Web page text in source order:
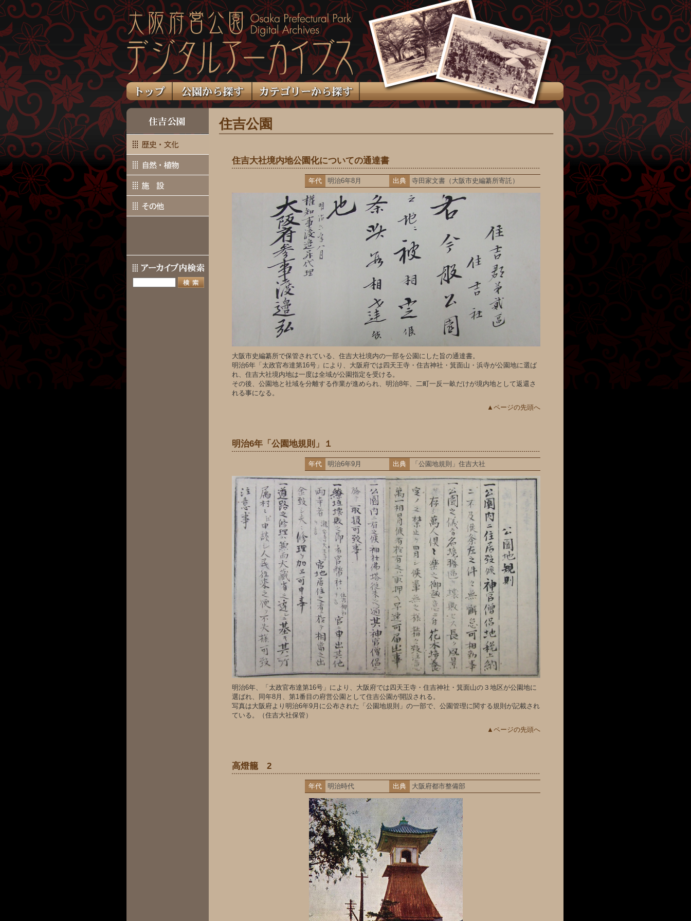
住吉公園
住吉大社境内地公園化についての通達書
年代 明治6年8月 出典 寺田家文書（大阪市史編纂所寄託）
大阪市史編纂所で保管されている、住吉大社境内の一部を公園にした旨の通達書。
明治6年「太政官布達第16号」により、大阪府では四天王寺・住吉神社・箕面山・浜寺が公園地に選ば
れ、住吉大社境内地は一度は全域が公園指定を受ける。
その後、公園地と社域を分離する作業が進められ、明治8年、二町一反一畝だけが境内地として返還さ
れる事になる。
▲ページの先頭へ
明治6年「公園地規則」１
年代 明治6年9月 出典 「公園地規則」住吉大社
明治6年、「太政官布達第16号」により、大阪府では四天王寺・住吉神社・箕面山の３地区が公園地に
選ばれ、同年8月、第1番目の府営公園として住吉公園が開設される。
写真は大阪府より明治6年9月に公布された「公園地規則」の一部で、公園管理に関する規則が記載され
ている。（住吉大社保管）
▲ページの先頭へ
高燈籠 2
年代 明治時代 出典 大阪府都市整備部